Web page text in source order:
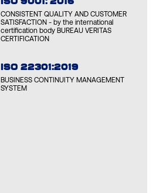
CONSISTENT QUALITY AND CUSTOMER
SATISFACTION - by the international
certification body BUREAU VERITAS
CERTIFICATION
ISO 22301:2019
BUSINESS CONTINUITY MANAGEMENT
SYSTEM